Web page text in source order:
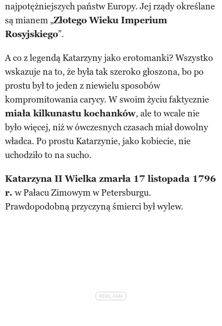
najpotężniejszych państw Europy. Jej rządy określane
są mianem „Złotego Wieku Imperium
Rosyjskiego”.
A co z legendą Katarzyny jako erotomanki? Wszystko
wskazuje na to, że była tak szeroko głoszona, bo po
prostu był to jeden z niewielu sposobów
kompromitowania carycy. W swoim życiu faktycznie
miała kilkunastu kochanków, ale to wcale nie
było więcej, niż w ówczesnych czasach miał dowolny
władca. Po prostu Katarzynie, jako kobiecie, nie
uchodziło to na sucho.
Katarzyna II Wielka zmarła 17 listopada 1796
r. w Pałacu Zimowym w Petersburgu.
Prawdopodobną przyczyną śmierci był wylew.